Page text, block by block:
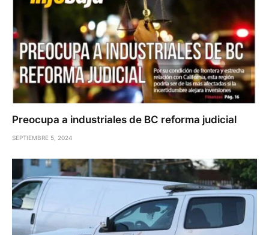
Preocupa a industriales de BC reforma judicial
SEPTIEMBRE 5, 2024